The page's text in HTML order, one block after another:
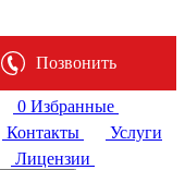
Позвонить
0 Избранные
Контакты
Услуги
Лицензии